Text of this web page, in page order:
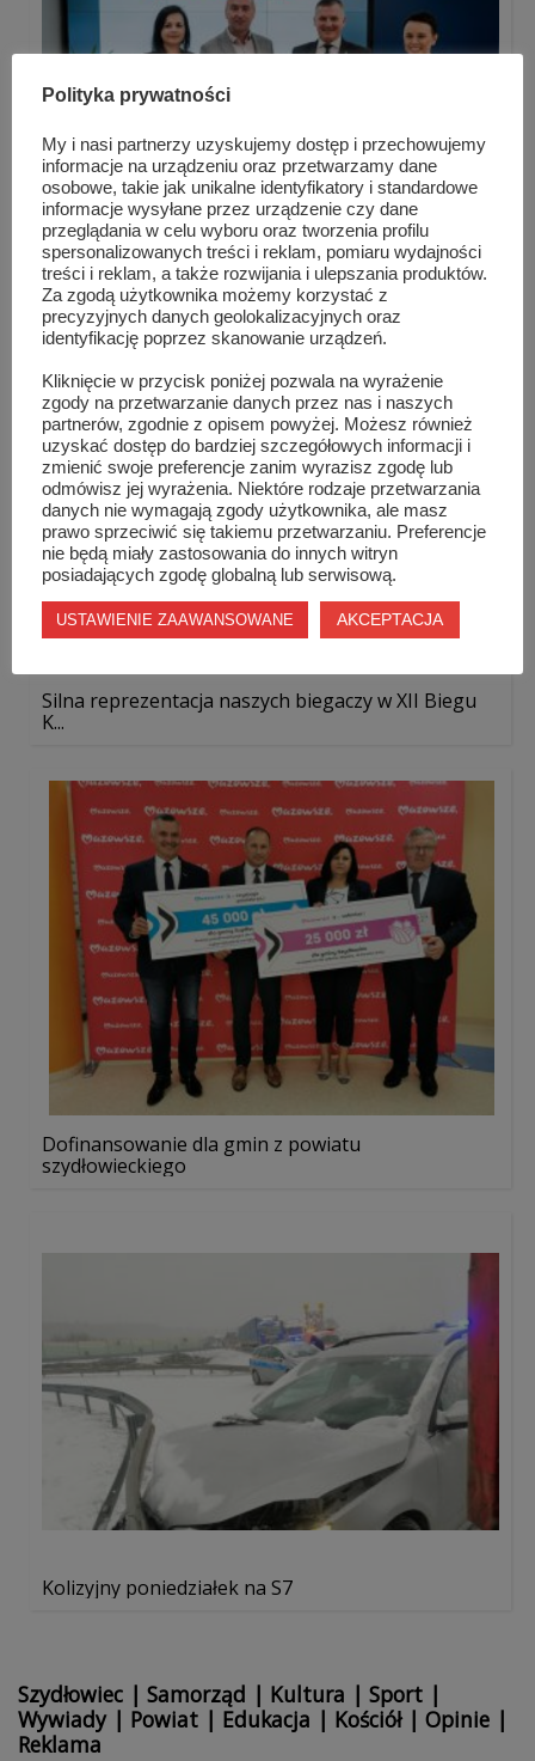
Ulice w Chlewiskach zostaną przebudowane
Silna reprezentacja naszych biegaczy w XII Biegu
K...
Dofinansowanie dla gmin z powiatu
szydłowieckiego
Kolizyjny poniedziałek na S7
Szydłowiec | Samorząd | Kultura | Sport |
Wywiady| Powiat | Edukacja | Kościół| Opinie |
Reklama
Polityka prywatności
My i nasi partnerzy uzyskujemy dostęp i przechowujemy
informacje na urządzeniu oraz przetwarzamy dane
osobowe, takie jak unikalne identyfikatory i standardowe
informacje wysyłane przez urządzenie czy dane
przeglądania w celu wyboru oraz tworzenia profilu
spersonalizowanych treści i reklam, pomiaru wydajności
treści i reklam, a także rozwijania i ulepszania produktów.
Za zgodą użytkownika możemy korzystać z
precyzyjnych danych geolokalizacyjnych oraz
identyfikację poprzez skanowanie urządzeń.
Kliknięcie w przycisk poniżej pozwala na wyrażenie
zgody na przetwarzanie danych przez nas i naszych
partnerów, zgodnie z opisem powyżej. Możesz również
uzyskać dostęp do bardziej szczegółowych informacji i
zmienić swoje preferencje zanim wyrazisz zgodę lub
odmówisz jej wyrażenia. Niektóre rodzaje przetwarzania
danych nie wymagają zgody użytkownika, ale masz
prawo sprzeciwić się takiemu przetwarzaniu. Preferencje
nie będą miały zastosowania do innych witryn
posiadających zgodę globalną lub serwisową.
USTAWIENIE ZAAWANSOWANE AKCEPTACJA